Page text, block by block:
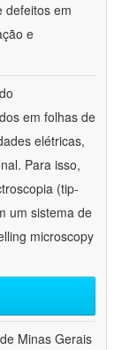
defeitos em
e
em folhas de
elétricas,
Para isso,
(tip-
um sistema de
microscopy
Minas Gerais